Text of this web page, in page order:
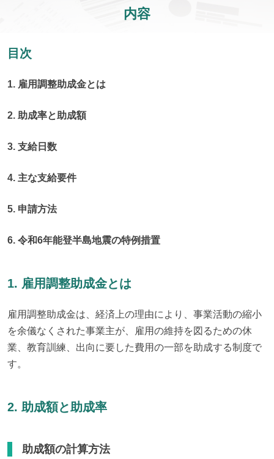
内容
目次
1. 雇用調整助成金とは
2. 助成率と助成額
3. 支給日数
4. 主な支給要件
5. 申請方法
6. 令和6年能登半島地震の特例措置
1. 雇用調整助成金とは
雇用調整助成金は、経済上の理由により、事業活動の縮小
を余儀なくされた事業主が、雇用の維持を図るための休
業、教育訓練、出向に要した費用の一部を助成する制度で
す。
2. 助成額と助成率
助成額の計算方法